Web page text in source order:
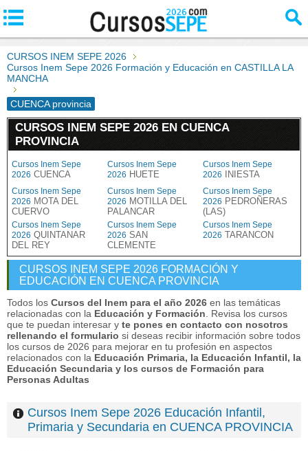
CURSOS INEM SEPE 2026
Cursos Inem Sepe 2026 Formación y Educación en CASTILLA LA
MANCHA
CUENCA provincia
CURSOS INEM SEPE 2026 EN CUENCA
PROVINCIA
Cursos Inem Sepe
2026 CUENCA
Cursos Inem Sepe
2026 HUETE
Cursos Inem Sepe
2026
INIESTA
Cursos Inem Sepe
2026 MOTA DEL
CUERVO
Cursos Inem Sepe
2026 MOTILLA DEL
PALANCAR
Cursos Inem Sepe
2026 PEDROÑERAS
(LAS)
Cursos Inem Sepe
2026 QUINTANAR
DEL REY
Cursos Inem Sepe
2026 SAN
CLEMENTE
Cursos Inem Sepe
2026 TARANCON
CURSOS INEM SEPE 2026 FORMACIÓN Y
EDUCACIÓN EN CUENCA PROVINCIA
Todos los Cursos del Inem para el año 2026 en las temáticas
relacionadas con la Educación y Formación . Revisa los cursos
que te puedan interesar y te pones en contacto con nosotros
rellenando el formulario si deseas recibir información sobre todos
los cursos de 2026 para mejorar en tu profesión en aspectos
relacionados con la Educación Primaria, la Educación Infantil, la
Educación Secundaria y los cursos de Formación para
Personas Adultas
Cursos Inem Sepe 2026 Educación Infantil,
Primaria y Secundaria en CUENCA PROVINCIA